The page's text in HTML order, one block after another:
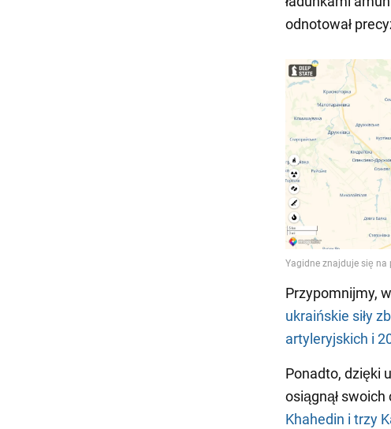
odnotował
Przypomnijmy,
ukraińskie siły
artyleryjskich i
Ponadto, dzięki
osiągnął
Khahedin i trzy